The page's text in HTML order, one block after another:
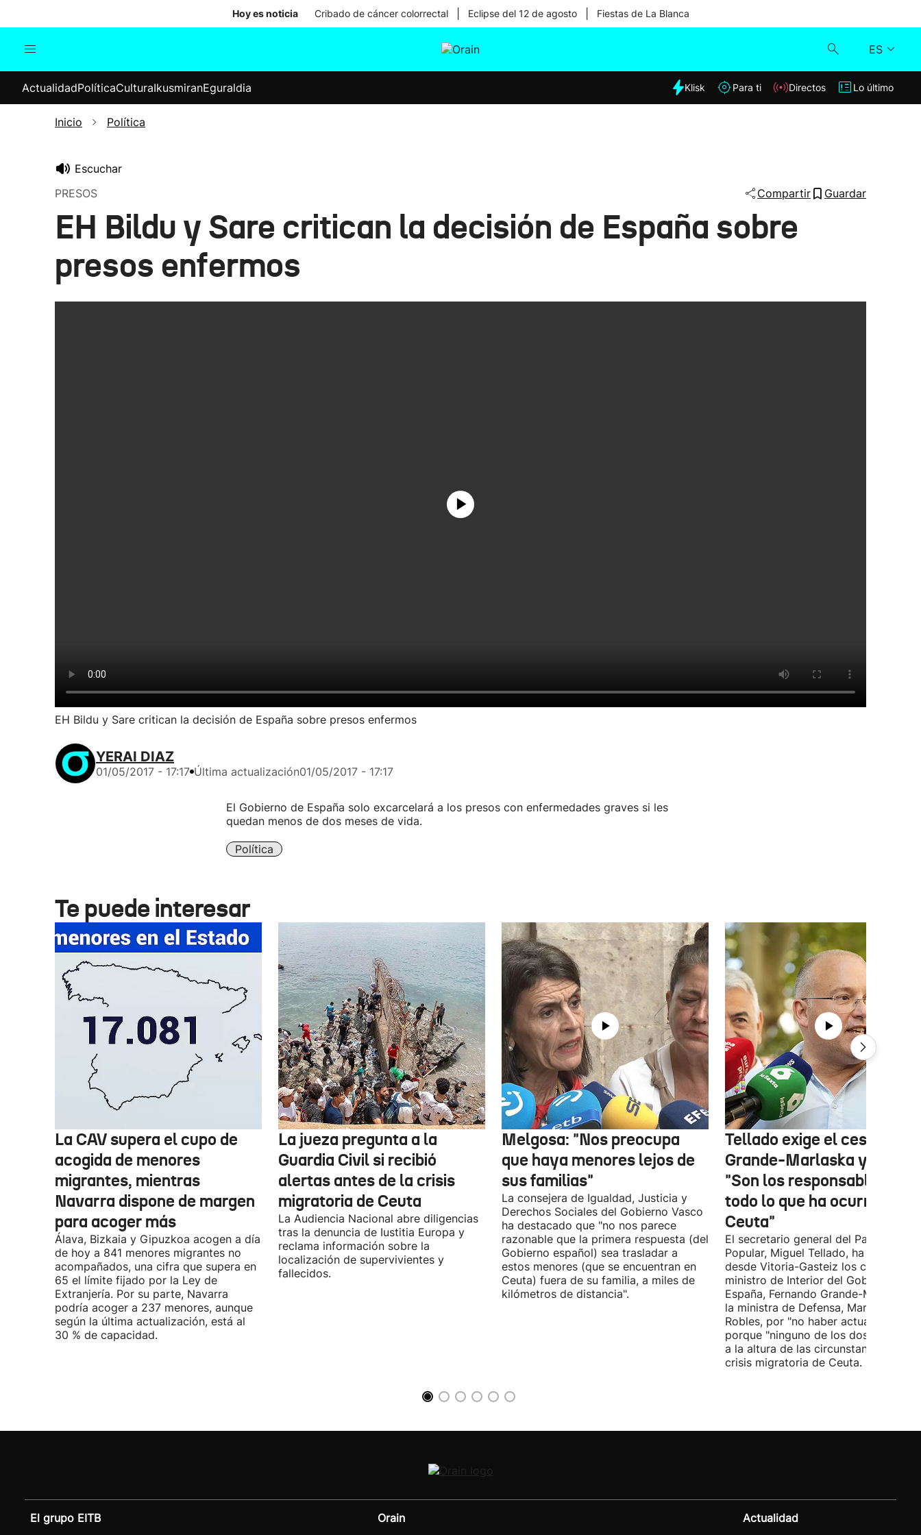
Hoy es noticia Cribado de cáncer colorrectal Eclipse del 12 de agosto Fiestas de La Blanca
ES
Internacional
Elecciones
Klisk
ActualidadPolíticaCulturaIkusmiranEguraldia Klisk Para ti Directos Lo último
Inicio Política
Escuchar
PRESOS
Compartir Guardar
EH Bildu y Sare critican la decisión de España sobre
presos enfermos
EH Bildu y Sare critican la decisión de España sobre presos enfermos
YERAI DIAZ
01/05/2017 - 17:17 Última actualización01/05/2017 - 17:17
El Gobierno de España solo excarcelará a los presos con enfermedades graves si les
quedan menos de dos meses de vida.
Política
Te puede interesar
La CAV supera el cupo de
acogida de menores
migrantes, mientras
Navarra dispone de margen
para acoger más
Álava, Bizkaia y Gipuzkoa acogen a día
de hoy a 841 menores migrantes no
acompañados, una cifra que supera en
65 el límite fijado por la Ley de
Extranjería. Por su parte, Navarra
podría acoger a 237 menores, aunque
según la última actualización, está al
30 % de capacidad.
La jueza pregunta a la
Guardia Civil si recibió
alertas antes de la crisis
migratoria de Ceuta
La Audiencia Nacional abre diligencias
tras la denuncia de Iustitia Europa y
reclama información sobre la
localización de supervivientes y
fallecidos.
Melgosa: "Nos preocupa
que haya menores lejos de
sus familias"
La consejera de Igualdad, Justicia y
Derechos Sociales del Gobierno Vasco
ha destacado que "no nos parece
razonable que la primera respuesta (del
Gobierno español) sea trasladar a
estos menores (que se encuentran en
Ceuta) fuera de su familia, a miles de
kilómetros de distancia".
Tellado exige el cese de
Grande-Marlaska y
"Son los responsables de
todo lo que ha ocurrido en
Ceuta"
El secretario general del Partido
Popular, Miguel Tellado, ha exigido
desde Vitoria-Gasteiz los ceses del
ministro de Interior del Gobierno de
España, Fernando Grande-Marlaska, y
la ministra de Defensa, Margarita
Robles, por "no haber actuado" y
porque "ninguno de los dos ha
a la altura de las circunstancias" ante
crisis migratoria de Ceuta.
El grupo EITB Orain Actualidad